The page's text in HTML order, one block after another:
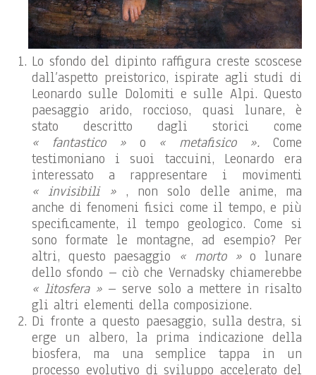
Lo sfondo del dipinto raffigura creste scoscese
dall’aspetto preistorico, ispirate agli studi di
Leonardo sulle Dolomiti e sulle Alpi. Questo
paesaggio arido, roccioso, quasi lunare, è
stato descritto dagli storici come
« fantastico »o « metafisico ». Come
testimoniano i suoi taccuini, Leonardo era
interessato a rappresentare i movimenti
« invisibili », non solo delle anime, ma
anche di fenomeni fisici come il tempo, e più
specificamente, il tempo geologico. Come si
sono formate le montagne, ad esempio? Per
altri, questo paesaggio « morto »o lunare
dello sfondo – ciò che Vernadsky chiamerebbe
« litosfera » – serve solo a mettere in risalto
gli altri elementi della composizione.
Di fronte a questo paesaggio, sulla destra, si
erge un albero, la prima indicazione della
biosfera, ma una semplice tappa in un
processo evolutivo di sviluppo accelerato del